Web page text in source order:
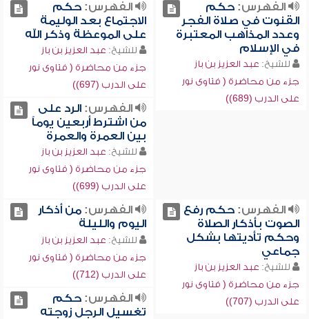
الفهرس:حكم
القنوت في صلاة الفجر
وعدد المذاهب المعتبرة
في الإسلام
للشيخ: عبد العزيز بن باز
جزء من محاضرة ( فتاوى نور
على الدرب (689))
الفهرس:حكم
الاجتماع بعد الوليمة
على الموعظة وذكر الله
للشيخ: عبد العزيز بن باز
جزء من محاضرة ( فتاوى نور
على الدرب (697))
الفهرس:الرد على
من اشترط أربعين يوماً
بين العمرة والعمرة
للشيخ: عبد العزيز بن باز
جزء من محاضرة ( فتاوى نور
على الدرب (699))
الفهرس:حكم رفع
الصوت بأذكار الصلاة
وحكم تأديتها بشكل
جماعي
للشيخ: عبد العزيز بن باز
جزء من محاضرة ( فتاوى نور
على الدرب (707))
الفهرس:من أذكار
اليوم والليلة
للشيخ: عبد العزيز بن باز
جزء من محاضرة ( فتاوى نور
على الدرب (712))
الفهرس:حكم
تغسيل الرجل زوجته